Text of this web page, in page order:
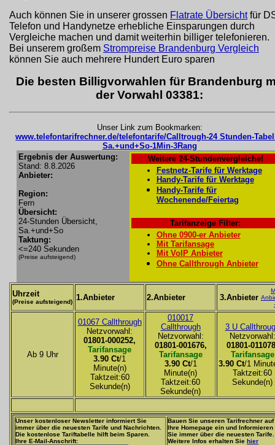
Auch können Sie in unserer grossen Flatrate Übersichtfür
Telefon und Handynetze erhebliche Einsparungen durch
Vergleiche machen und damit weiterhin billiger telefonieren.
Bei unserem großem Strompreise Brandenburg Vergleich
können Sie auch mehrere Hundert Euro sparen
Die besten Billigvorwahlen für Brandenburg
der Vorwahl 03381:
Unser Link zum Bookmarken:
www.telefontarifrechner.de/telefontarife/Calltrough-24 Stunden-
Sa.+und+So-1Min-3Rang
Ergebnis der Auswertung:
Stand: 8.8.2026
Anbieter:
Region:
Fern
Übersicht:
24-Stunden Übersicht,
Sa.+und+So
Taktung:
<=240 Sekunden
(Preise aufsteigend)
Weitere 24-Stundenvergleiche!
Festnetz-Tarife für Werktage
Handy-Tarife für Werktage
Handy-Tarife für
Wochenende/Feiertag
Tarifanzeige Filter:
Ohne 0900-er Anbieter
Mit Tarifansage
Mit VoIP Anbieter
Ohne Callthrough Anbieter
Uhrzeit
(Preise aufsteigend) 1.Anbieter 2.Anbieter 3.Anbieter
Ab 9 Uhr
01067 Callthrough
Netzvorwahl:
01801-000252,
Tarifansage
3.90 Ct/1
Minute(n)
Taktzeit:60
Sekunde(n)
010017
Callthrough
Netzvorwahl:
01801-001676,
Tarifansage
3.90 Ct/1
Minute(n)
Taktzeit:60
Sekunde(n)
3 U
Netzvorwahl:
01801-
Tarifansage
3.90 Ct/1
Taktzeit:60
Sekunde(n)
Unser kostenloser Newsletter informiert Sie
immer über die neuesten Tarife und Nachrichten.
Die kostenlose Tariftabelle hilft beim Sparen.
Ihre E-Mail-Anschrift:
Bauen Sie unseren Tarifrechner auf
Ihre Homepage ein und Informieren
Sie immer über die neuesten Tarife.
Weitere Infos erhalten Sie hier